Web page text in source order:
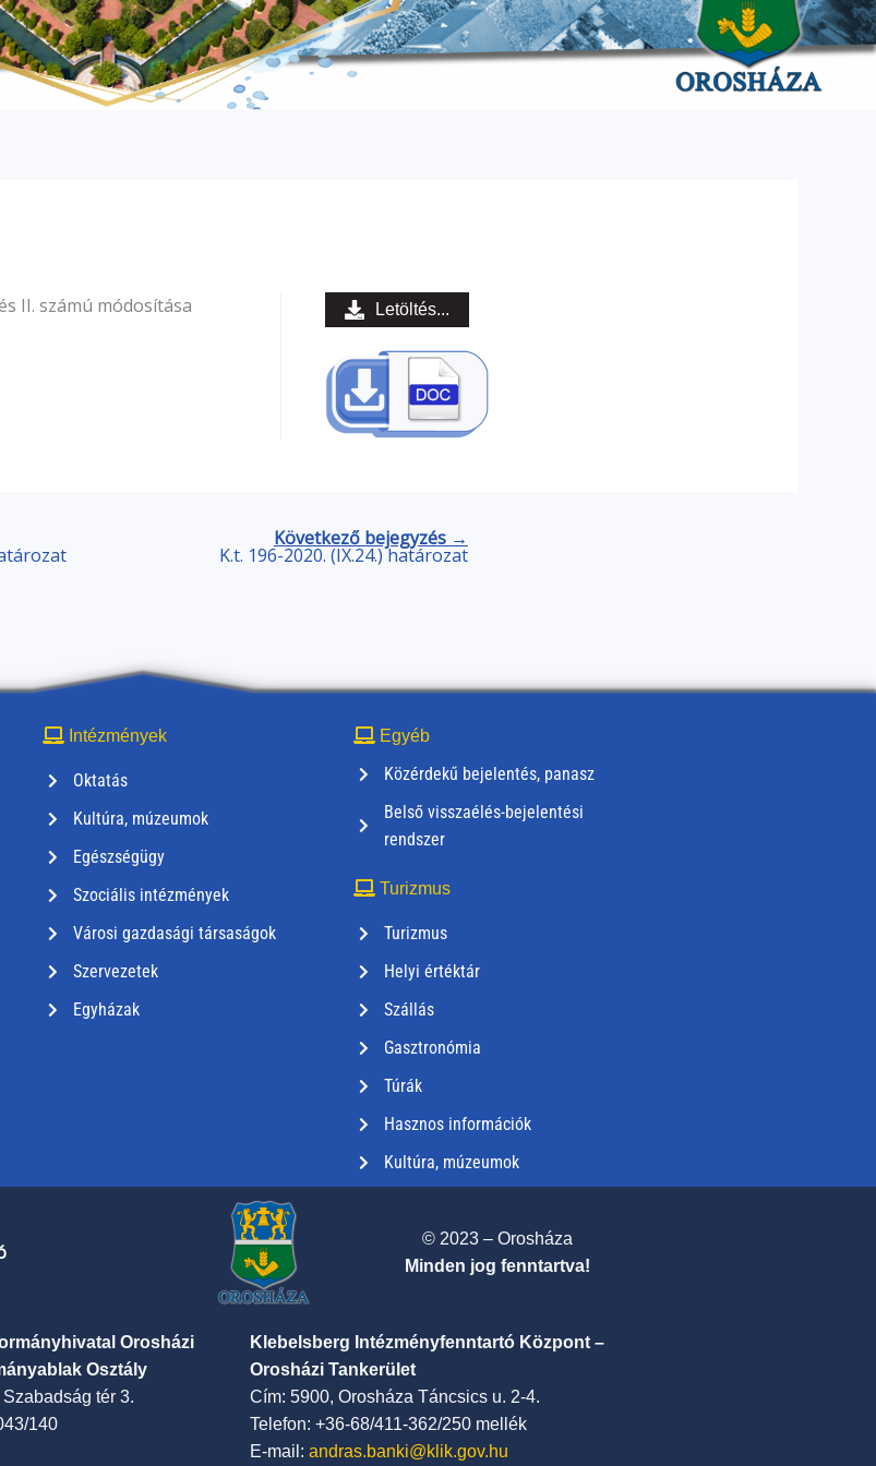
II. számú módosítása Letöltés...
Következő bejegyzés →
K.t. 196-2020. (IX.24.) határozat
Intézmények
Oktatás
Kultúra, múzeumok
Egészségügy
Szociális intézmények
Városi gazdasági társaságok
Szervezetek
Egyházak
Egyéb
Közérdekű bejelentés, panasz
Belső visszaélés-bejelentési
rendszer
Turizmus
Turizmus
Helyi értéktár
Szállás
Gasztronómia
Túrák
Hasznos információk
Kultúra, múzeumok
© 2023 – Orosháza
Minden jog fenntartva!
Orosházi
Osztály
tér 3.
140
Klebelsberg Intézményfenntartó Központ –
Orosházi Tankerület
Cím: 5900, Orosháza Táncsics u. 2-4.
Telefon: +36-68/411-362/250 mellék
E-mail: andras.banki@klik.gov.hu